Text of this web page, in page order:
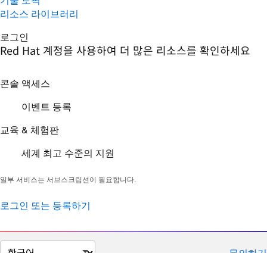
리소스 라이브러리
로그인
Red Hat 계정을 사용하여 더 많은 리소스를 확인하세요
콘솔 액세스
이벤트 등록
교육 & 체험판
세계 최고 수준의 지원
일부 서비스는 서브스크립션이 필요합니다.
로그인 또는 등록하기
페